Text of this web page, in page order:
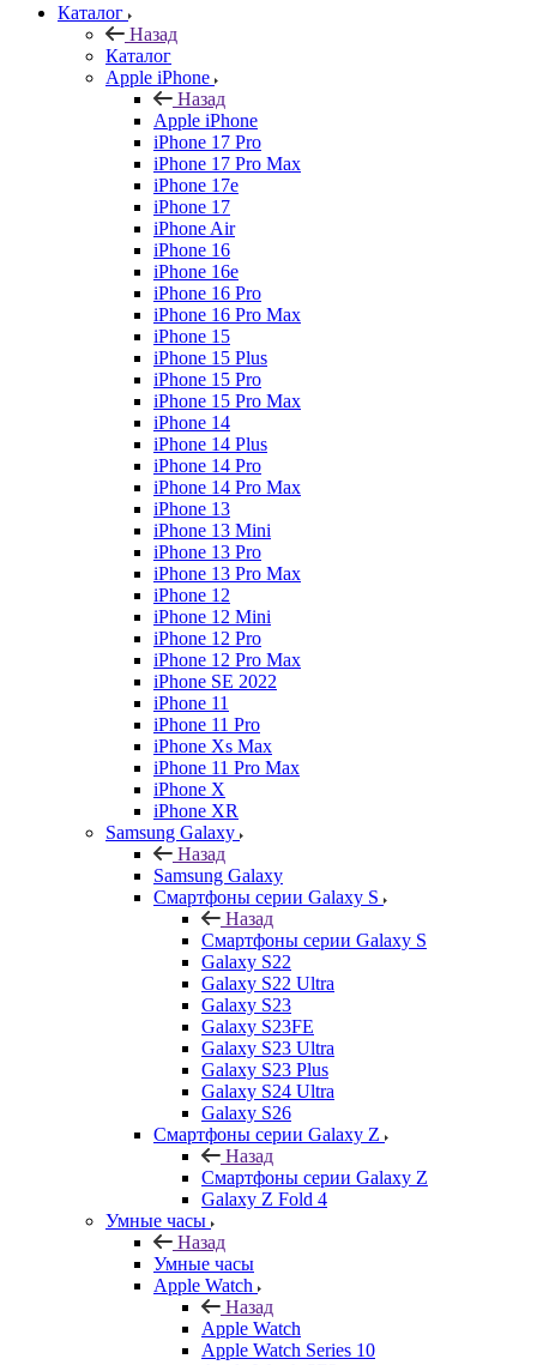
Каталог
Назад
Каталог
Apple iPhone
Назад
Apple iPhone
iPhone 17 Pro
iPhone 17 Pro Max
iPhone 17e
iPhone 17
iPhone Air
iPhone 16
iPhone 16e
iPhone 16 Pro
iPhone 16 Pro Max
iPhone 15
iPhone 15 Plus
iPhone 15 Pro
iPhone 15 Pro Max
iPhone 14
iPhone 14 Plus
iPhone 14 Pro
iPhone 14 Pro Max
iPhone 13
iPhone 13 Mini
iPhone 13 Pro
iPhone 13 Pro Max
iPhone 12
iPhone 12 Mini
iPhone 12 Pro
iPhone 12 Pro Max
iPhone SE 2022
iPhone 11
iPhone 11 Pro
iPhone Xs Max
iPhone 11 Pro Max
iPhone X
iPhone XR
Samsung Galaxy
Назад
Samsung Galaxy
Смартфоны серии Galaxy S
Назад
Смартфоны серии Galaxy S
Galaxy S22
Galaxy S22 Ultra
Galaxy S23
Galaxy S23FE
Galaxy S23 Ultra
Galaxy S23 Plus
Galaxy S24 Ultra
Galaxy S26
Смартфоны серии Galaxy Z
Назад
Смартфоны серии Galaxy Z
Galaxy Z Fold 4
Умные часы
Назад
Умные часы
Apple Watch
Назад
Apple Watch
Apple Watch Series 10